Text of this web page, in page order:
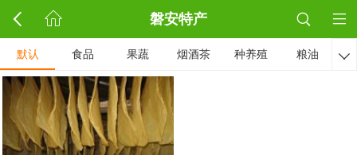
磐安特产
默认 食品 果蔬 烟酒茶 种养殖 粮油 